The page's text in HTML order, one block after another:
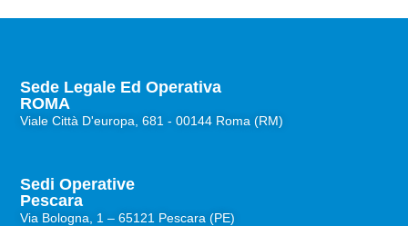
Sede Legale Ed Operativa
ROMA
Viale Città D'europa, 681 - 00144 Roma (RM)
Sedi Operative
Pescara
Via Bologna, 1 – 65121 Pescara (PE)